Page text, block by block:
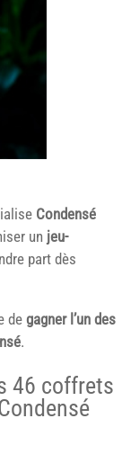
Condensé
un jeu-
part dès
de gagner l’un des
.
46 coffrets